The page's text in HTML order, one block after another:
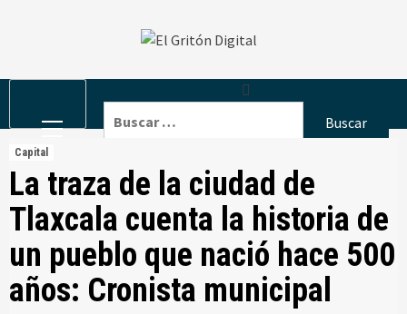
Menu
Capital
La traza de la ciudad de
Tlaxcala cuenta la historia de
un pueblo que nació hace 500
años: Cronista municipal